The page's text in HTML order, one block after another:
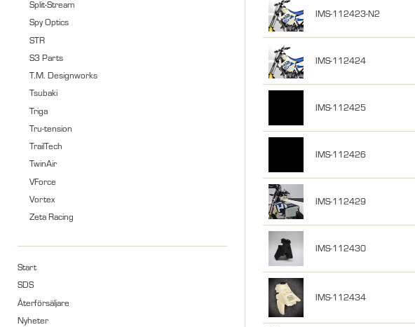
Split-Stream
Spy Optics
STR
S3 Parts
T.M. Designworks
Tsubaki
Triga
Tru-tension
TrailTech
TwinAir
VForce
Vortex
Zeta Racing
Start
SDS
Återförsäljare
Nyheter
IMS-112423-N2
IMS-112424
IMS-112425
IMS-112426
IMS-112429
IMS-112430
IMS-112434